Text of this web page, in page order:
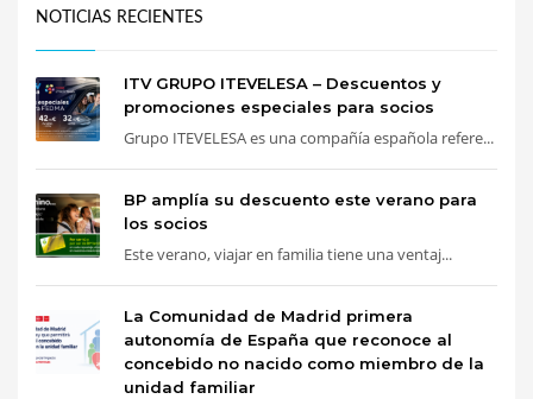
NOTICIAS RECIENTES
ITV GRUPO ITEVELESA – Descuentos y
promociones especiales para socios
Grupo ITEVELESA es una compañía española refere...
BP amplía su descuento este verano para
los socios
Este verano, viajar en familia tiene una ventaj...
La Comunidad de Madrid primera
autonomía de España que reconoce al
concebido no nacido como miembro de la
unidad familiar